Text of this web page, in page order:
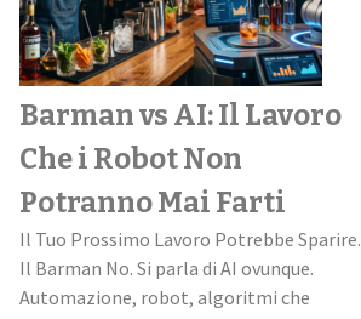
Barman vs AI: Il Lavoro
Che i Robot Non
Potranno Mai Farti
Il Tuo Prossimo Lavoro Potrebbe Sparire.
Il Barman No. Si parla di AI ovunque.
Automazione, robot, algoritmi che